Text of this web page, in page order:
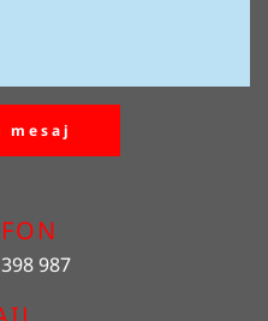
mesaj
987